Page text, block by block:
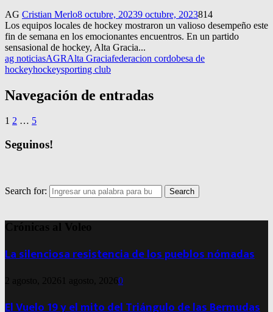
AG Cristian Merlo8 octubre, 20239 octubre, 2023814
Los equipos locales de hockey mostraron un valioso desempeño este
fin de semana en los emocionantes encuentros. En un partido
sensasional de hockey, Alta Gracia...
ag noticiasAGRAlta Graciafederacion cordobesa de
hockeyhockeysporting club
Navegación de entradas
1 2 … 5
Seguinos!
Search for: Search
Crónicas al Voleo
La silenciosa resistencia de los pueblos nómadas
2 agosto, 2026 1 agosto, 20260
El Vuelo 19 y el mito del Triángulo de las Bermudas